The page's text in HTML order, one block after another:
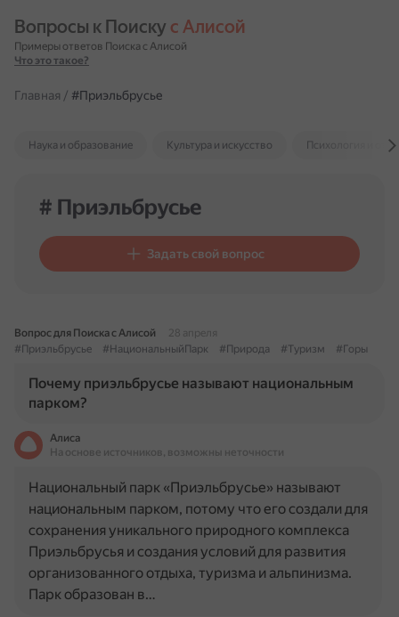
Вопросы к Поиску с Алисой
Примеры ответов Поиска с Алисой
Что это такое?
Главная / #Приэльбрусье
Наука и образование Культура и искусство Психология и
# Приэльбрусье
Задать свой вопрос
Вопрос для Поиска с Алисой
28 апреля
#Приэльбрусье
#НациональныйПарк #Природа #Туризм #Горы
Почему приэльбрусье называют национальным
парком?
Алиса
На основе источников, возможны неточности
Национальный парк «Приэльбрусье» называют
национальным парком, потому что его создали для
сохранения уникального природного комплекса
Приэльбрусья и создания условий для развития
организованного отдыха, туризма и альпинизма.
Парк образован в…